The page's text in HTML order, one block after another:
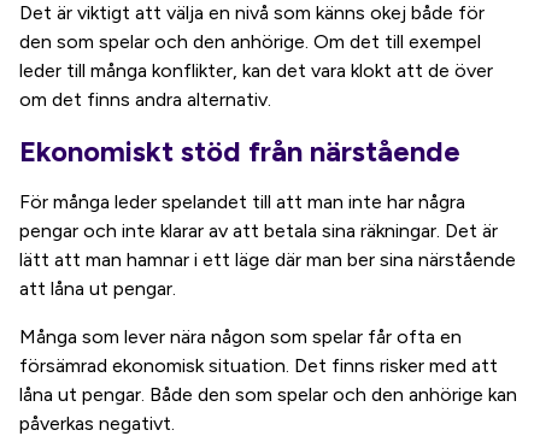
Det är viktigt att välja en nivå som känns okej både för
den som spelar och den anhörige. Om det till exempel
leder till många konflikter, kan det vara klokt att de över
om det finns andra alternativ.
Ekonomiskt stöd från närstående
För många leder spelandet till att man inte har några
pengar och inte klarar av att betala sina räkningar. Det är
lätt att man hamnar i ett läge där man ber sina närstående
att låna ut pengar.
Många som lever nära någon som spelar får ofta en
försämrad ekonomisk situation. Det finns risker med att
låna ut pengar. Både den som spelar och den anhörige kan
påverkas negativt.